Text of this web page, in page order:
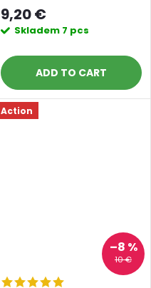
zelená
9,20 €
Skladem 7 pcs
ADD TO CART
Action
10 €
–8 %